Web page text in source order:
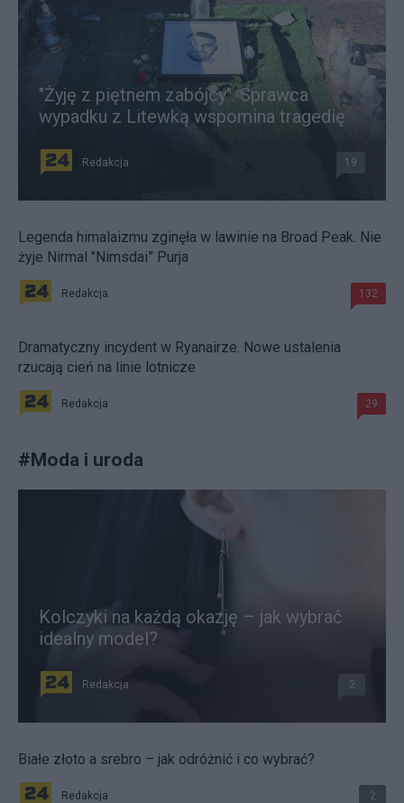
"Żyję z piętnem zabójcy". Sprawca
wypadku z Litewką wspomina tragedię
Redakcja 19
Legenda himalaizmu zginęła w lawinie na Broad Peak. Nie
żyje Nirmal "Nimsdai” Purja
Redakcja 132
Dramatyczny incydent w Ryanairze. Nowe ustalenia
rzucają cień na linie lotnicze
Redakcja 29
#Moda i uroda
Kolczyki na każdą okazję – jak wybrać
idealny model?
Redakcja 2
Białe złoto a srebro – jak odróżnić i co wybrać?
Redakcja 2